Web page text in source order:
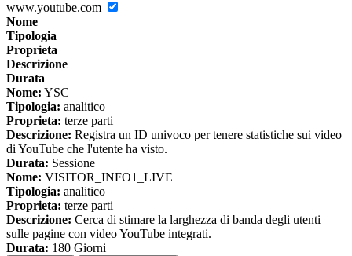
www.youtube.com
Nome
Tipologia
Proprieta
Descrizione
Durata
Nome: YSC
Tipologia: analitico
Proprieta: terze parti
Descrizione: Registra un ID univoco per tenere statistiche sui video
di YouTube che l'utente ha visto.
Durata: Sessione
Nome: VISITOR_INFO1_LIVE
Tipologia: analitico
Proprieta: terze parti
Descrizione: Cerca di stimare la larghezza di banda degli utenti
sulle pagine con video YouTube integrati.
Durata: 180 Giorni